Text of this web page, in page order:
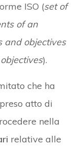
ISO (set of
of an
and objectives
).
che ha
atto di
nella
relative alle